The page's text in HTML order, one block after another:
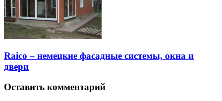
Raico – немецкие фасадные системы, окна и
двери
Оставить комментарий